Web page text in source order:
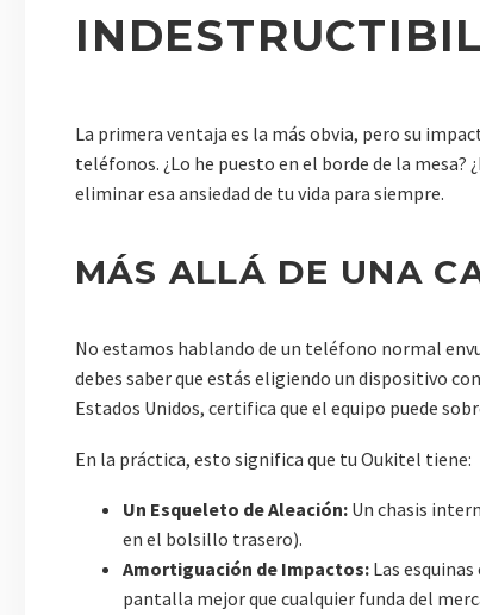
La primera ventaja es la más obvia, pero su
teléfonos. ¿Lo he puesto en el borde de la
eliminar esa ansiedad de tu vida para siempre.
MÁS ALLÁ DE UNA
No estamos hablando de un teléfono normal
debes saber que estás eligiendo un dispositivo
Estados Unidos, certifica que el equipo puede
En la práctica, esto significa que tu Oukitel tiene:
Un Esqueleto de Aleación: Un chasis
en el bolsillo trasero).
Amortiguación de Impactos: Las
pantalla mejor que cualquier funda del